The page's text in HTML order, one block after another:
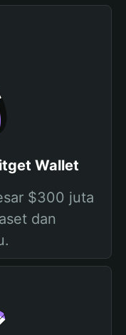
Wallet
$300 juta
dan